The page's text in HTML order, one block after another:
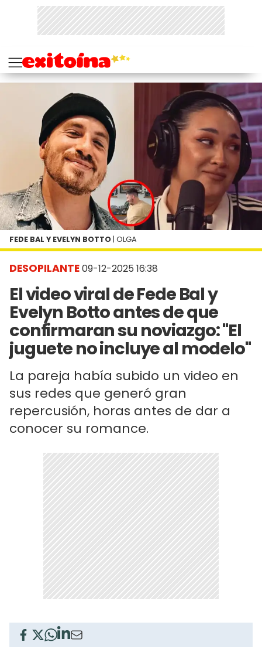
DESOPILANTE09-12-2025 16:38
El video viral de Fede Bal y
Evelyn Botto antes de que
confirmaran su noviazgo: "El
juguete no incluye al modelo"
La pareja había subido un video en
sus redes que generó gran
repercusión, horas antes de dar a
conocer su romance.
FEDE BAL Y EVELYN BOTTO | OLGA